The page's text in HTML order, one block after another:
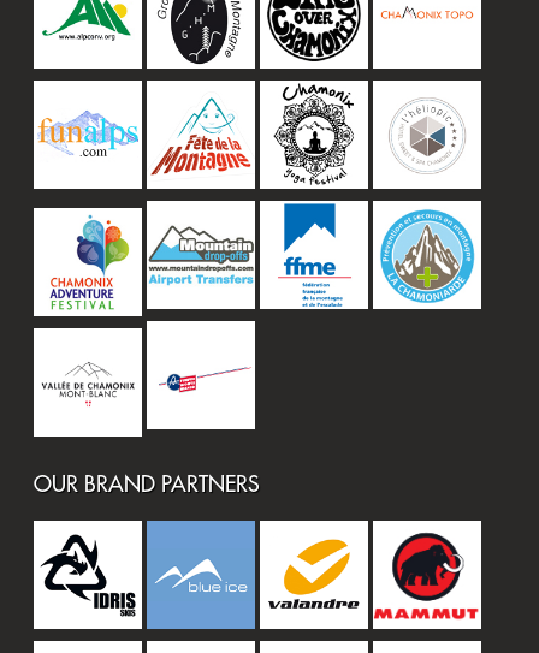
OUR BRAND PARTNERS